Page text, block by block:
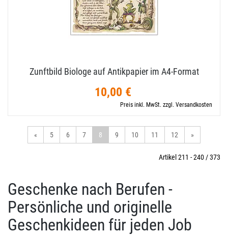
Zunftbild Biologe auf Antikpapier im A4-​Format
10,00 €
Preis inkl. MwSt. zzgl. Versandkosten
« 5 6 7 8 9 10 11 12 »
Artikel 211 - 240 / 373
Geschenke nach Berufen -
Persönliche und originelle
Geschenkideen für jeden Job